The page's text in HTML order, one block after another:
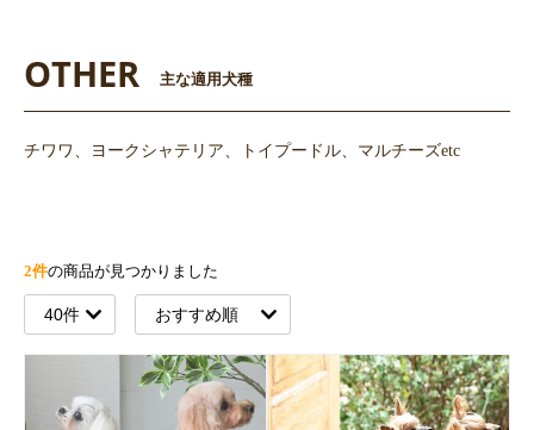
OTHER 主な適用犬種
チワワ、ヨークシャテリア、トイプードル、マルチーズetc
2件の商品が見つかりました